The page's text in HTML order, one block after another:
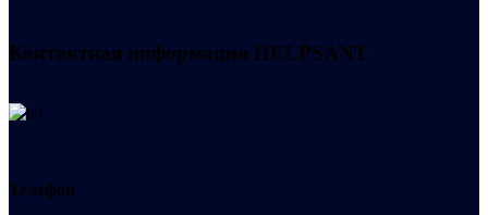
Контактная информация HELPSANT
Телефон